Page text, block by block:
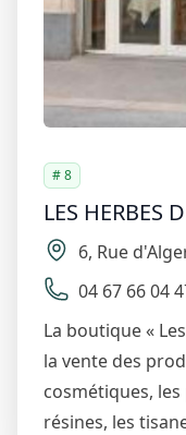
# 8
LES HERBES
6, Rue d'Alger
04 67 66 04
La boutique «
la vente des
cosmétiques,
résines, les